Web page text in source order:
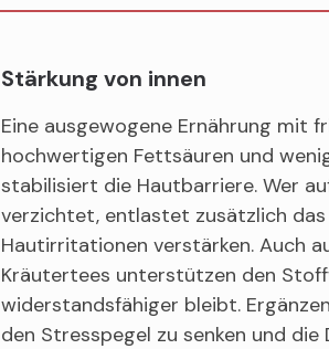
Stärkung von innen
Eine ausgewogene Ernährung mit
hochwertigen Fettsäuren und
stabilisiert die Hautbarriere. Wer
verzichtet, entlastet zusätzlich das
Hautirritationen verstärken. Auch
Kräutertees unterstützen den
widerstandsfähiger bleibt.
den Stresspegel zu senken und